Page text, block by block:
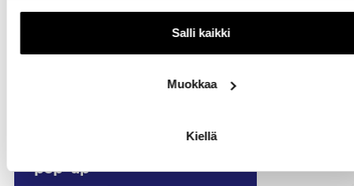
Salli kaikki
Muokkaa
Kiellä